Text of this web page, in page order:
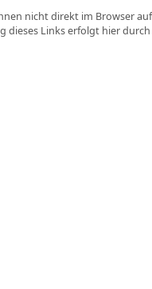
nicht direkt im Browser
dieses Links erfolgt hier